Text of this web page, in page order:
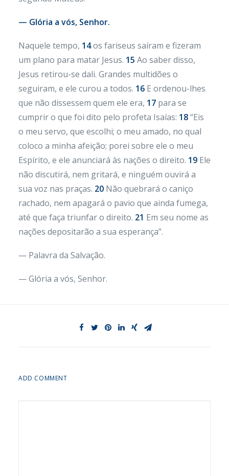
— Glória a vós, Senhor.
Naquele tempo, 14os fariseus saíram e fizeram
um plano para matar Jesus. 15 Ao saber disso,
Jesus retirou-se dali. Grandes multidões o
seguiram, e ele curou a todos. 16 E ordenou-lhes
que não dissessem quem ele era, 17 para se
cumprir o que foi dito pelo profeta Isaías: 18“Eis
o meu servo, que escolhi; o meu amado, no qual
coloco a minha afeição; porei sobre ele o meu
Espírito, e ele anunciará às nações o direito. 19 Ele
não discutirá, nem gritará, e ninguém ouvirá a
sua voz nas praças. 20 Não quebrará o caniço
rachado, nem apagará o pavio que ainda fumega,
até que faça triunfar o direito. 21 Em seu nome as
nações depositarão a sua esperança”.
— Palavra da Salvação.
— Glória a vós, Senhor.
ADD COMMENT